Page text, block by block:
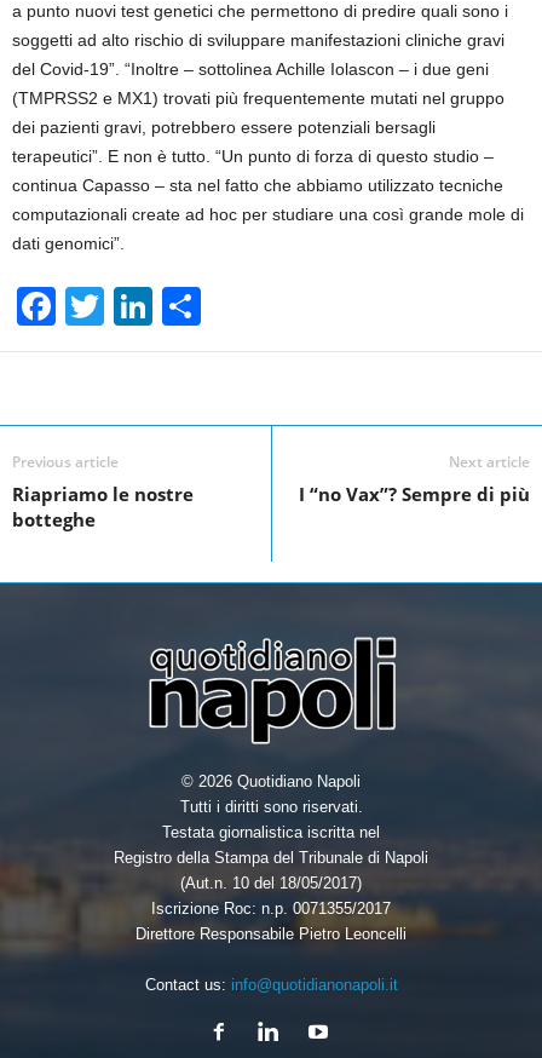
a punto nuovi test genetici che permettono di predire quali sono i
soggetti ad alto rischio di sviluppare manifestazioni cliniche gravi
del Covid-19”. “Inoltre – sottolinea Achille Iolascon – i due geni
(TMPRSS2 e MX1) trovati più frequentemente mutati nel gruppo
dei pazienti gravi, potrebbero essere potenziali bersagli
terapeutici”. E non è tutto. “Un punto di forza di questo studio –
continua Capasso – sta nel fatto che abbiamo utilizzato tecniche
computazionali create ad hoc per studiare una così grande mole di
dati genomici”.
F
a
e
b
o
o
k
T
wi
er
Li
n
e
n
h
e
Previous article
Riapriamo le nostre
botteghe
Next article
I “no Vax”? Sempre di più
© 2026 Quotidiano Napoli
Tutti i diritti sono riservati.
Testata giornalistica iscritta nel
Registro della Stampa del Tribunale di Napoli
(Aut.n. 10 del 18/05/2017)
Iscrizione Roc: n.p. 0071355/2017
Direttore Responsabile Pietro Leoncelli
Contact us: info@quotidianonapoli.it